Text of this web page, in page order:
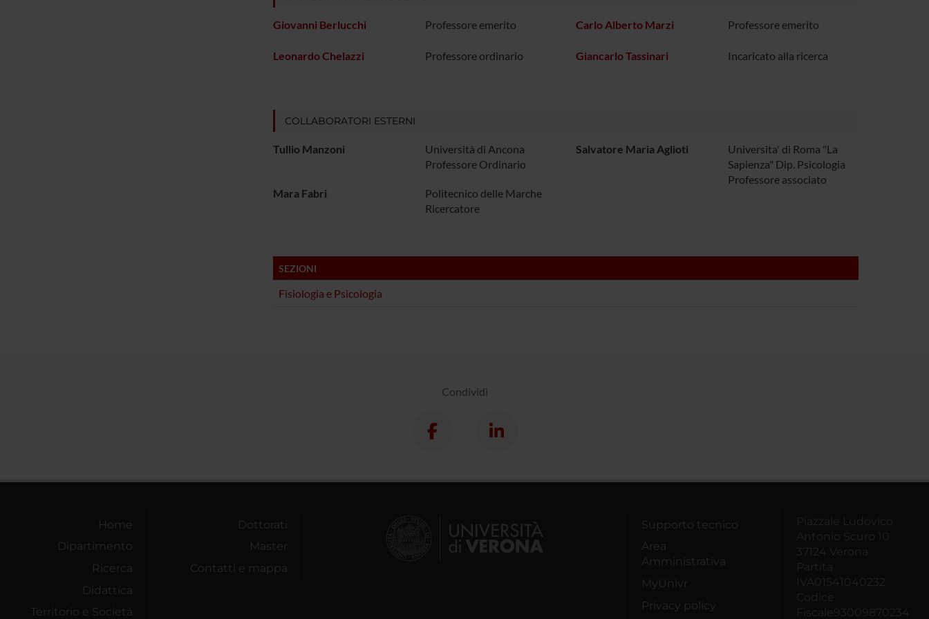
Giovanni Berlucchi Professore emerito
Leonardo Chelazzi Professore ordinario
Carlo Alberto Marzi Professore emerito
Giancarlo Tassinari Incaricato alla ricerca
COLLABORATORI ESTERNI
Tullio Manzoni
Università di Ancona
Professore Ordinario
Mara Fabri
Politecnico delle Marche
Ricercatore
Salvatore Maria Aglioti
Universita' di Roma "La
Sapienza" Dip. Psicologia
Professore associato
SEZIONI
Fisiologia e Psicologia
Condividi
Home
Dipartimento
Ricerca
Didattica
Territorio e Società
Dottorati
Master
Contatti e mappa
Supporto tecnico
Area
Amministrativa
MyUnivr
Privacy policy
Piazzale Ludovico
Antonio Scuro 10
37124 Verona
Partita
IVA01541040232
Codice
Fiscale93009870234